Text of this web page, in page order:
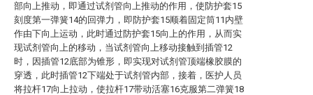
部向上推动，即通过试剂管向上推动的作用，使防护套15
刻度第一弹簧14的回弹力，即防护套15顺着固定筒11内壁
作由下向上运动，此时通过防护套15向上的作用，从而实
现试剂管向上的移动，当试剂管向上移动接触到插管12
时，因插管12底部为锥形，即实现对试剂管顶端橡胶膜的
穿透，此时插管12下端处于试剂管内部，接着，医护人员
将拉杆17向上拉动，使拉杆17带动活塞16克服第二弹簧18